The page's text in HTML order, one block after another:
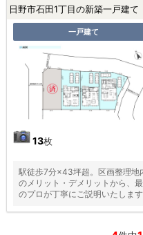
日野市石田1丁目の新築一戸建て
一戸建て
13枚
駅徒歩7分×43坪超。区画整理地
のメリット・デメリットから、
のプロが丁寧にご説明いたしま